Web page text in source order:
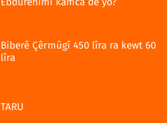
Biberê Çêrmûgî 450 lîra ra kewt 60
lîra
TARU